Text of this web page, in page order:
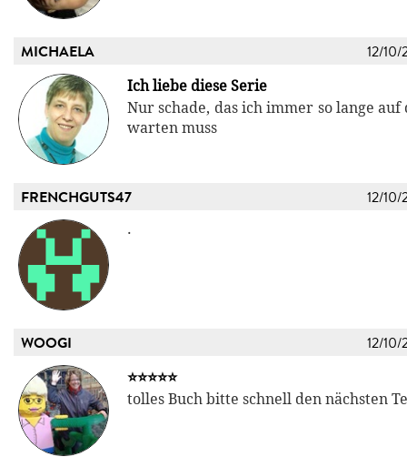
MICHAELA 12/10/
Ich liebe diese Serie
Nur schade, das ich immer so lange auf
warten muss
FRENCHGUTS47 12/10/
.
WOOGI 12/10/
⭐️⭐️⭐️⭐️⭐️
tolles Buch bitte schnell den nächsten